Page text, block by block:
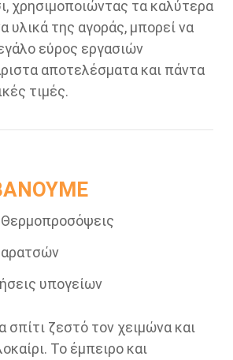
χρησιμοποιώντας τα καλύτερα
υλικά της αγοράς, μπορεί να
εύρος εργασιών
αποτελέσματα και πάντα
τιμές.
υπογείων
σπίτι ζεστό τον χειμώνα και
Το έμπειρο και